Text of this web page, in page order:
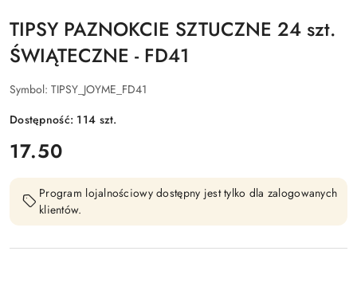
TIPSY PAZNOKCIE SZTUCZNE 24 szt.
ŚWIĄTECZNE - FD41
Symbol: TIPSY_JOYME_FD41
Dostępność: 114 szt.
cena:
17.50
Program lojalnościowy dostępny jest tylko dla zalogowanych
klientów.